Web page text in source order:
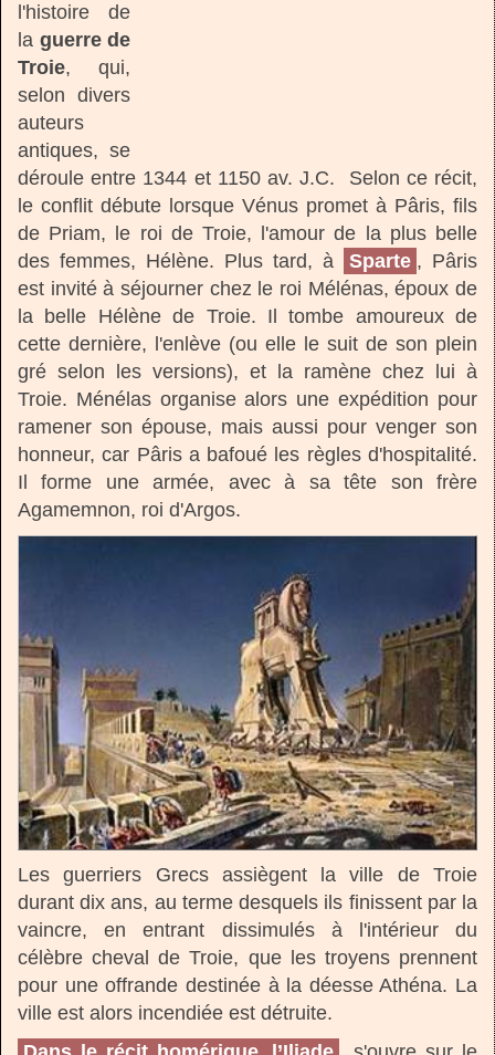
l'histoire de
la guerre de
Troie, qui,
selon divers
auteurs
antiques, se
déroule entre 1344 et 1150 av. J.C. Selon ce récit,
le conflit débute lorsque Vénus promet à Pâris, fils
de Priam, le roi de Troie, l'amour de la plus belle
des femmes, Hélène. Plus tard, à
Sparte , Pâris
est invité à séjourner chez le roi Mélénas, époux de
la belle Hélène de Troie. Il tombe amoureux de
cette dernière, l'enlève (ou elle le suit de son plein
gré selon les versions), et la ramène chez lui à
Troie. Ménélas organise alors une expédition pour
ramener son épouse, mais aussi pour venger son
honneur, car Pâris a bafoué les règles d'hospitalité.
Il forme une armée, avec à sa tête son frère
Agamemnon, roi d'Argos.
Les guerriers Grecs assiègent la ville de Troie
durant dix ans, au terme desquels ils finissent par la
vaincre, en entrant dissimulés à l'intérieur du
célèbre cheval de Troie, que les troyens prennent
pour une offrande destinée à la déesse Athéna. La
ville est alors incendiée est détruite.